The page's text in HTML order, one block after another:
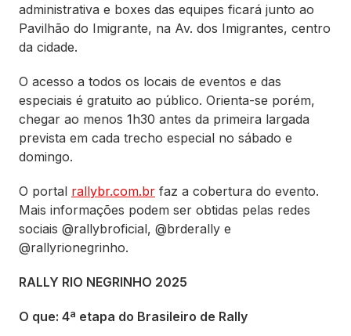
administrativa e boxes das equipes ficará junto ao
Pavilhão do Imigrante, na Av. dos Imigrantes, centro
da cidade.
O acesso a todos os locais de eventos e das
especiais é gratuito ao público. Orienta-se porém,
chegar ao menos 1h30 antes da primeira largada
prevista em cada trecho especial no sábado e
domingo.
O portal rallybr.com.br faz a cobertura do evento.
Mais informações podem ser obtidas pelas redes
sociais @rallybroficial, @brderally e
@rallyrionegrinho.
RALLY RIO NEGRINHO 2025
O que: 4ª etapa do Brasileiro de Rally